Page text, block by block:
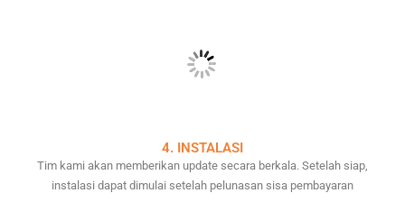
4. INSTALASI
Tim kami akan memberikan update secara berkala. Setelah siap,
instalasi dapat dimulai setelah pelunasan sisa pembayaran